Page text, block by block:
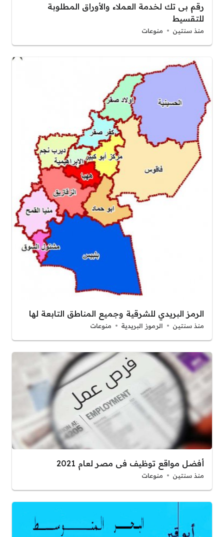
رقم بى تك لخدمة العملاء والأوراق المطلوبة
للتقسيط
منذ سنتين منوعات
الرمز البريدي للشرقية وجميع المناطق التابعة لها
منذ سنتين الرموز البريدية منوعات
أفضل مواقع توظيف فى مصر لعام 2021
منذ سنتين منوعات